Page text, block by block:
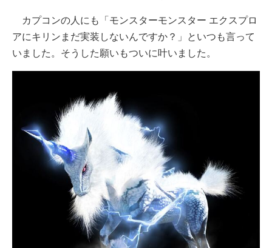
カプコンの人にも「モンスターモンスター エクスプロ
アにキリンまだ実装しないんですか？」といつも言って
いました。そうした願いもついに叶いました。